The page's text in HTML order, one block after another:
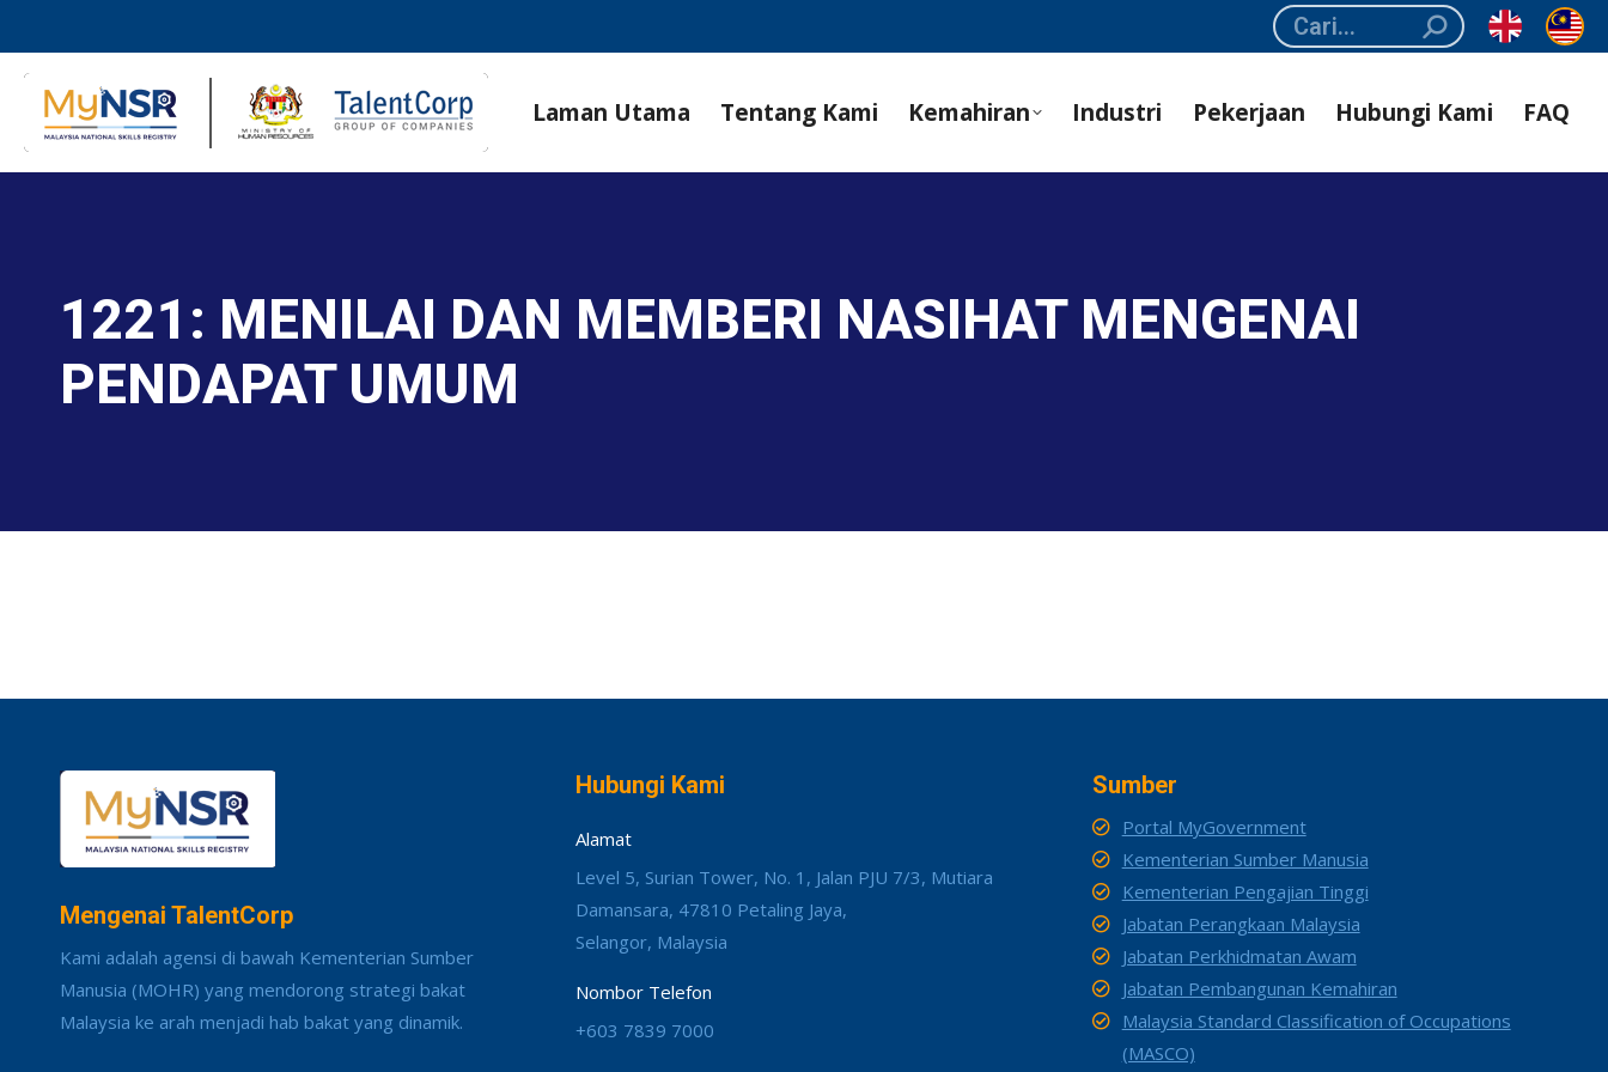
Search:
Laman Utama Tentang Kami Kemahiran Industri Pekerjaan Hubungi Kami FAQ
1221: MENILAI DAN MEMBERI NASIHAT MENGENAI
PENDAPAT UMUM
Mengenai TalentCorp
Kami adalah agensi di bawah Kementerian Sumber
Manusia (MOHR) yang mendorong strategi bakat
Malaysia ke arah menjadi hab bakat yang dinamik.
Hubungi Kami
Alamat
Level 5, Surian Tower, No. 1, Jalan PJU 7/3, Mutiara
Damansara, 47810 Petaling Jaya,
Selangor, Malaysia
Nombor Telefon
+603 7839 7000
Sumber
Portal MyGovernment
Kementerian Sumber Manusia
Kementerian Pengajian Tinggi
Jabatan Perangkaan Malaysia
Jabatan Perkhidmatan Awam
Jabatan Pembangunan Kemahiran
Malaysia Standard Classification of Occupations
(MASCO)